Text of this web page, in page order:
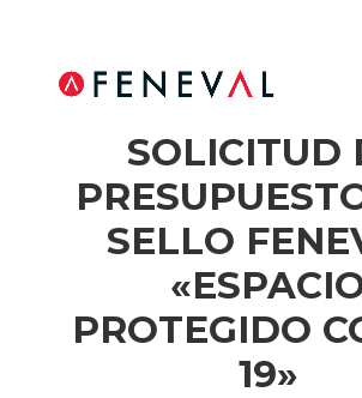
SOLICITUD
SELLO
PROTEGIDO
19»